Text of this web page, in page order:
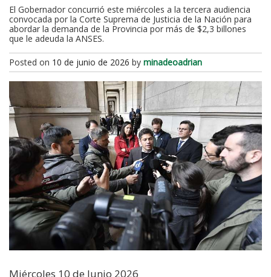
El Gobernador concurrió este miércoles a la tercera audiencia
convocada por la Corte Suprema de Justicia de la Nación para
abordar la demanda de la Provincia por más de $2,3 billones
que le adeuda la ANSES.
Posted on 10 de junio de 2026 by minadeoadrian
Miércoles 10 de Junio 2026